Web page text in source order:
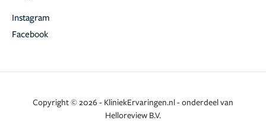
Facebook
Instagram
Copyright © 2026 - KliniekErvaringen.nl - onderdeel van
Helloreview B.V.